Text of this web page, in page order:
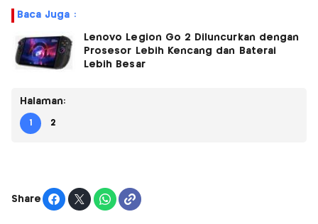
Baca Juga :
Lenovo Legion Go 2 Diluncurkan dengan
Prosesor Lebih Kencang dan Baterai
Lebih Besar
Halaman:
1 2
Share